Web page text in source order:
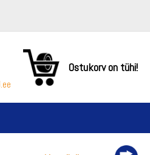
Ostukorv on tühi!